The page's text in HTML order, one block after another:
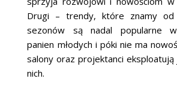
Drugi – trendy, które znamy
sezonów są nadal popularne
panien młodych i póki nie ma
salony oraz projektanci eksploatują
nich.